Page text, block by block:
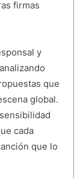
firmas
y
que
global.
cada
que lo